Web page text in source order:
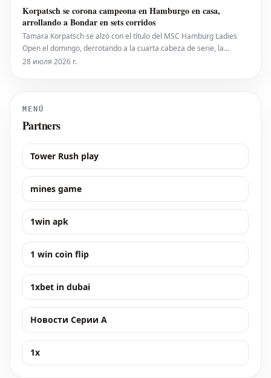
Intaro Sport. El evento WTA 125 en Rumanía viv
Korpatsch se corona campeona en Hamburgo en casa,
arrollando a Bondar en sets corridos
Tamara Korpatsch se alzó con el título del MSC Hamburg Ladies
Open el domingo, derrotando a la cuarta cabeza de serie, la
húngara Anna Bondar, por 6-3, 6-3 en la final. Con esta victoria,
28 июля 2026 г.
MENÚ
Partners
Tower Rush play
mines game
1win apk
1 win coin flip
1xbet in dubai
Новости Серии А
1x